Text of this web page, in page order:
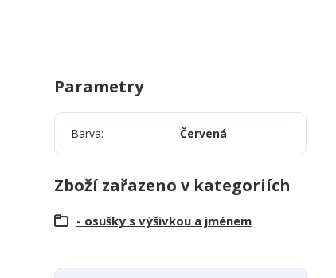
Parametry
Barva Červená
Zboží zařazeno v kategoriích
- osušky s výšivkou a jménem